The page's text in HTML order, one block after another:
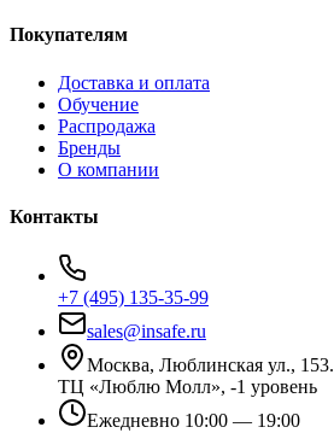
Покупателям
Доставка и оплата
Обучение
Распродажа
Бренды
О компании
Контакты
+7 (495) 135-35-99
sales@insafe.ru
Москва, Люблинская ул., 153.
ТЦ «Люблю Молл», -1 уровень
Ежедневно 10:00 — 19:00